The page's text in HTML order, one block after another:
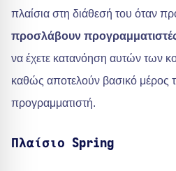
πλαίσια στη διάθεσή του όταν
προσλάβουν
να έχετε κατανόηση αυτών των
καθώς αποτελούν βασικό μέρος
προγραμματιστή.
Πλαίσιο Spring